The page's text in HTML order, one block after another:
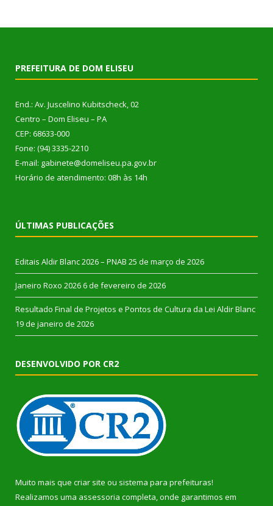
PREFEITURA DE DOM ELISEU
End.: Av. Juscelino Kubitscheck, 02
Centro – Dom Eliseu – PA
CEP: 68633-000
Fone: (94) 3335-2210
E-mail: gabinete@domeliseu.pa.gov.br
Horário de atendimento: 08h às 14h
ÚLTIMAS PUBLICAÇÕES
Editais Aldir Blanc 2026 – PNAB 25 de março de 2026
Janeiro Roxo 2026 6 de fevereiro de 2026
Resultado Final de Projetos e Pontos de Cultura da Lei Aldir Blanc
19 de janeiro de 2026
DESENVOLVIDO POR CR2
Muito mais que criar site ou sistema para prefeituras!
Realizamos uma assessoria completa, onde garantimos em